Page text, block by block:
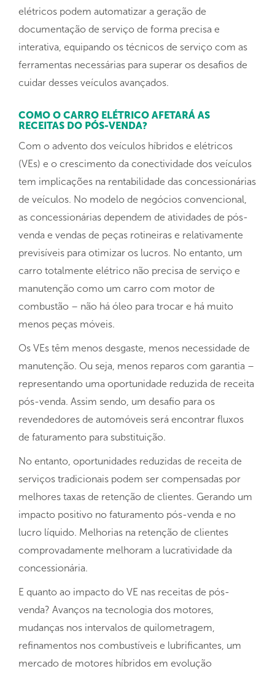
elétricos podem automatizar a geração de
documentação de serviço de forma precisa e
interativa, equipando os técnicos de serviço com as
ferramentas necessárias para superar os desafios de
cuidar desses veículos avançados.
COMO O CARRO ELÉTRICO AFETARÁ AS
RECEITAS DO PÓS-VENDA?
Com o advento dos veículos híbridos e elétricos
(VEs) e o crescimento da conectividade dos veículos
tem implicações na rentabilidade das concessionárias
de veículos. No modelo de negócios convencional,
as concessionárias dependem de atividades de pós-
venda e vendas de peças rotineiras e relativamente
previsíveis para otimizar os lucros. No entanto, um
carro totalmente elétrico não precisa de serviço e
manutenção como um carro com motor de
combustão – não há óleo para trocar e há muito
menos peças móveis.
Os VEs têm menos desgaste, menos necessidade de
manutenção. Ou seja, menos reparos com garantia –
representando uma oportunidade reduzida de receita
pós-venda. Assim sendo, um desafio para os
revendedores de automóveis será encontrar fluxos
de faturamento para substituição.
No entanto, oportunidades reduzidas de receita de
serviços tradicionais podem ser compensadas por
melhores taxas de retenção de clientes. Gerando um
impacto positivo no faturamento pós-venda e no
lucro líquido. Melhorias na retenção de clientes
comprovadamente melhoram a lucratividade da
concessionária.
E quanto ao impacto do VE nas receitas de pós-
venda? Avanços na tecnologia dos motores,
mudanças nos intervalos de quilometragem,
refinamentos nos combustíveis e lubrificantes, um
mercado de motores híbridos em evolução